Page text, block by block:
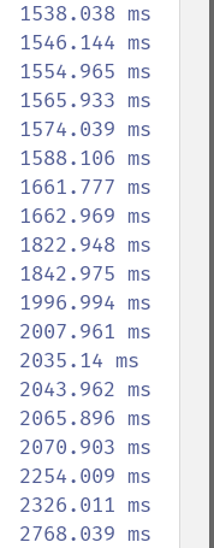
ms
ms
ms
ms
ms
ms
ms
ms
ms
ms
ms
ms
ms
ms
ms
ms
ms
ms
ms